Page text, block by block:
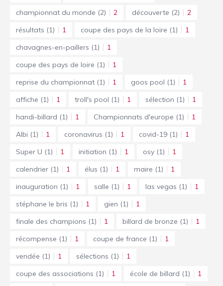
championnat du monde (2) 2 découverte (2)
2
résultats (1) 1 coupe des pays de la loire (1)
1
chavagnes-en-paillers (1)
1
coupe des pays de loire (1)
1
reprise du championnat (1) 1 goos pool (1)
1
affiche (1) 1 troll's pool (1) 1 sélection (1)
1
handi-billard (1) 1 Championnats d'europe (1)
1
Albi (1) 1 coronavirus (1) 1 covid-19 (1)
1
Super U (1) 1 initiation (1) 1 osy (1)
1
calendrier (1) 1 élus (1) 1 maire (1)
1
inauguration (1) 1 salle (1) 1 las vegas (1)
1
stéphane le bris (1) 1 gien (1)
1
finale des champions (1) 1 billard de bronze (1)
1
récompense (1) 1 coupe de france (1)
1
vendée (1) 1 sélections (1)
1
coupe des associations (1) 1 école de billard (1)
1